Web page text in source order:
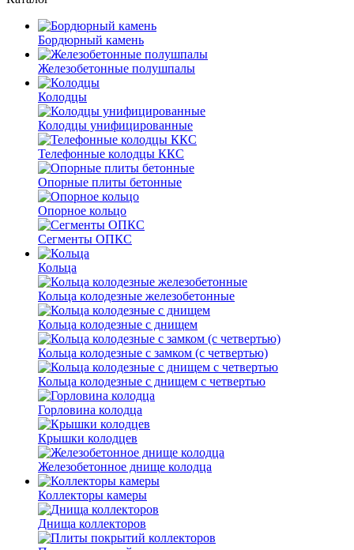
Бордюрный камень
Железобетонные полушпалы
Колодцы
Колодцы унифицированные
Телефонные колодцы ККС
Опорные плиты бетонные
Опорное кольцо
Сегменты ОПКС
Кольца
Кольца колодезные железобетонные
Кольца колодезные с днищем
Кольца колодезные с замком (с четвертью)
Кольца колодезные с днищем с четвертью
Горловина колодца
Крышки колодцев
Железобетонное днище колодца
Коллекторы камеры
Днища коллекторов